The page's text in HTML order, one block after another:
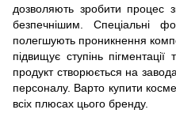
дозволяють зробити процес
безпечнішим. Спеціальні
полегшують проникнення
підвищує ступінь
продукт створюється на
персоналу. Варто купити
всіх плюсах цього бренду.